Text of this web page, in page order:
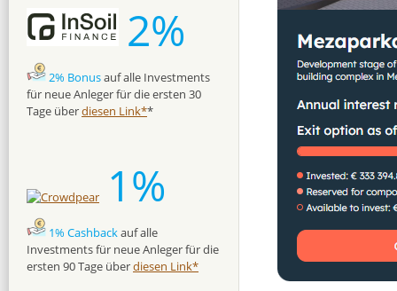
2%
2% Bonusauf alle Investments
für neue Anleger für die ersten 30
Tage überdiesen Link**
1%
1% Cashbackauf alle
Investments für neue Anleger für die
ersten 90 Tage überdiesen Link*